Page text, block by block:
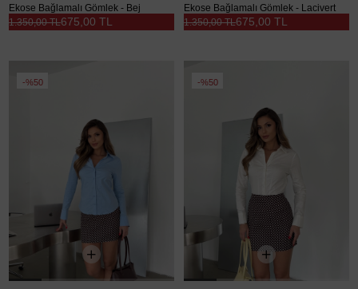
Ekose Bağlamalı Gömlek - Bej
675,00 TL
1.350,00 TL
Ekose Bağlamalı Gömlek - Lacivert
675,00 TL
1.350,00 TL
%50 %50